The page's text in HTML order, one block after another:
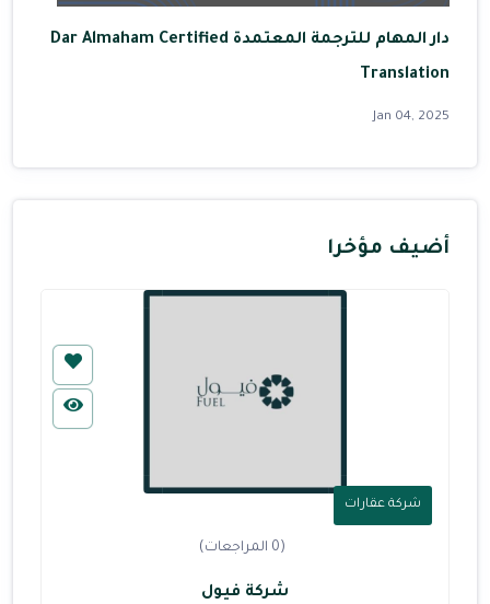
دار المهام للترجمة المعتمدة Dar Almaham Certified
Translation
Jan 04, 2025
أضيف مؤخرا
شركة عقارات
(0 المراجعات)
شركة فيول